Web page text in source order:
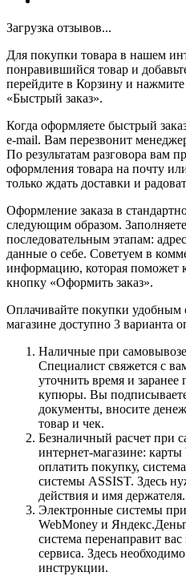
Загрузка отзывов...
Для покупки товара в нашем
понравившийся товар и
перейдите в Корзину и
«Быстрый заказ».
Когда оформляете быстрый
e-mail. Вам перезвонит
По результатам разговора вам
оформления товара на почту
только ждать доставки и
Оформление заказа в
следующим образом.
последовательным этапам:
данные о себе. Советуем в
информацию, которая поможет
кнопку «Оформить заказ».
Оплачивайте покупки удобным
магазине доступно 3 варианта
Наличные при
Специалист свяжется с
уточнить время и заранее
купюры. Вы
документы, вносите
товар и чек.
Безналичный расчет при
интернет-магазине:
оплатить покупку,
системы ASSIST. Здесь
действия и имя держателя.
Электронные системы при
WebMoney и
система перенаправит
сервиса. Здесь
инструкции.